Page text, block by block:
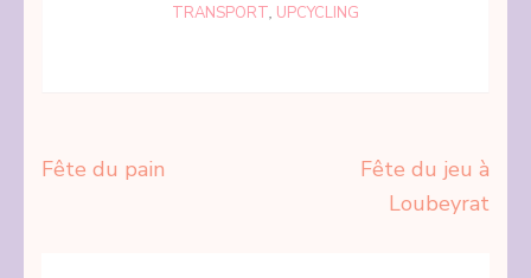
TRANSPORT, UPCYCLING
Navigation
Fête du pain
Fête du jeu à
Loubeyrat